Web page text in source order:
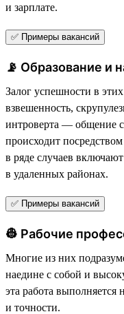
и зарплате.
✅ Примеры вакансий
📡 Образование и
Залог успешности в
взвешенность,
интроверта — общение
происходит
в ряде случаев
в удаленных районах.
✅ Примеры вакансий
👷 Рабочие
Многие из них
наедине с собой и
эта работа выполняется
и точности.